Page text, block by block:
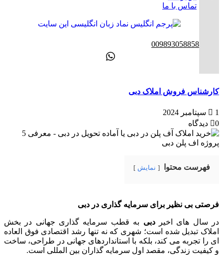
تماس با ما
00989305885808
کارشناس فروش املاک دبی
1 سپتامبر 2024
0 دیدگاه
فهرست محتوا نمایش
فرصتی بی نظیر برای سرمایه گذاری در دبی
در سال های اخیردبی به قطب سرمایه گذاری جهانی در بخش
املاک تبدیل شده است؛ شهری که نه تنها رشد اقتصادی فوق العاده
ای را تجربه می کند، بلکه با استانداردهای جهانی در طراحی، ساخت
و کیفیت زندگی، مقصد اول سرمایه گذاران بین المللی است.